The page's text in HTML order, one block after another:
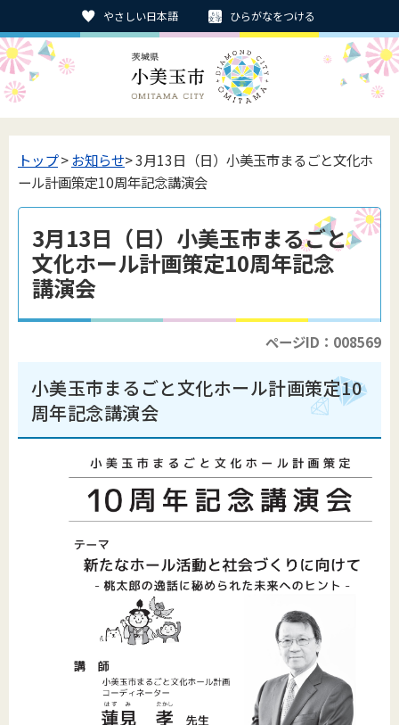
やさしい日本語 ひらがなをつける
トップ>お知らせ> 3月13日（日）小美玉市まるごと文化ホ
ール計画策定10周年記念講演会
3月13日（日）小美玉市まるごと
文化ホール計画策定10周年記念
講演会
ページID：008569
小美玉市まるごと文化ホール計画策定10
周年記念講演会